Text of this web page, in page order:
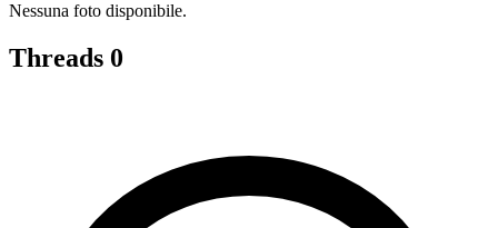
Nessuna foto disponibile.
Threads 0